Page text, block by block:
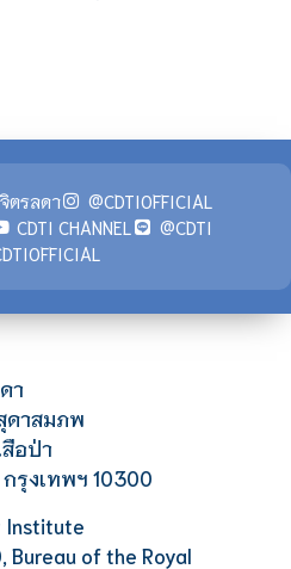
ตรลดา
@CDTIOFFICIAL
CDTI CHANNEL
@CDTI
า
ดาสมภพ
อป่า
รุงเทพฯ 10300
Institute
Bureau of the Royal